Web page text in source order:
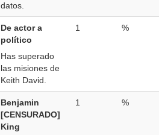
datos.
De actor a
político
Has superado
las misiones de
Keith David.
1 %
Benjamin
[CENSURADO]
King
1 %